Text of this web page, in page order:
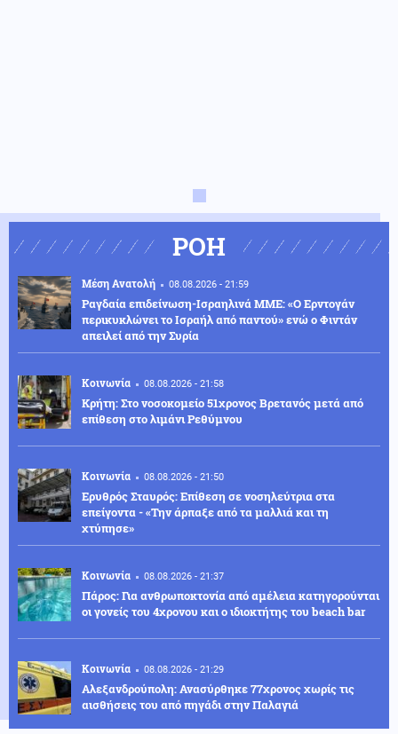
ΡΟΗ
Μέση Ανατολή 08.08.2026 - 21:59
Ραγδαία επιδείνωση-Ισραηλινά ΜΜΕ: «Ο Ερντογάν
περικυκλώνει το Ισραήλ από παντού» ενώ ο Φιντάν
απειλεί από την Συρία
Κοινωνία 08.08.2026 - 21:58
Κρήτη: Στο νοσοκομείο 51χρονος Βρετανός μετά από
επίθεση στο λιμάνι Ρεθύμνου
Κοινωνία 08.08.2026 - 21:50
Ερυθρός Σταυρός: Επίθεση σε νοσηλεύτρια στα
επείγοντα - «Την άρπαξε από τα μαλλιά και τη
χτύπησε»
Κοινωνία 08.08.2026 - 21:37
Πάρος: Για ανθρωποκτονία από αμέλεια κατηγορούνται
οι γονείς του 4χρονου και ο ιδιοκτήτης του beach bar
Κοινωνία 08.08.2026 - 21:29
Αλεξανδρούπολη: Ανασύρθηκε 77χρονος χωρίς τις
αισθήσεις του από πηγάδι στην Παλαγιά